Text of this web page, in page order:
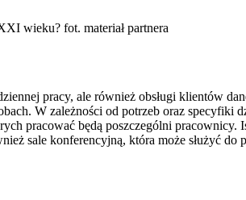
wieku? fot. materiał partnera
pracy, ale również obsługi klientów
W zależności od potrzeb oraz specyfiki
pracować będą poszczególni pracownicy.
sale konferencyjną, która może służyć